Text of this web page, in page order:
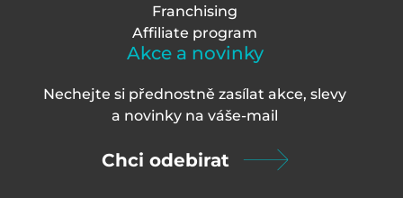
Franchising
Affiliate program
Akce a novinky
Nechejte si přednostně zasílat akce, slevy
a novinky na váše-mail
Chci odebirat